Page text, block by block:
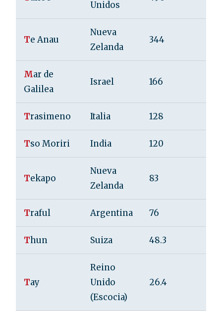
Unidos
Te Anau
Nueva
Zelanda
344
Mar de
Galilea
Israel 166
Trasimeno Italia 128
Tso Moriri India 120
Tekapo
Nueva
Zelanda
83
Traful Argentina 76
Thun Suiza 48.3
Tay
Reino
Unido
(Escocia)
26.4